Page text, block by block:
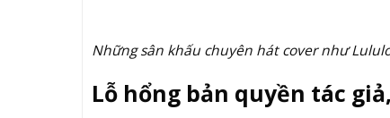
Những sân khấu chuyên hát cover như
Lỗ hổng bản quyền tác